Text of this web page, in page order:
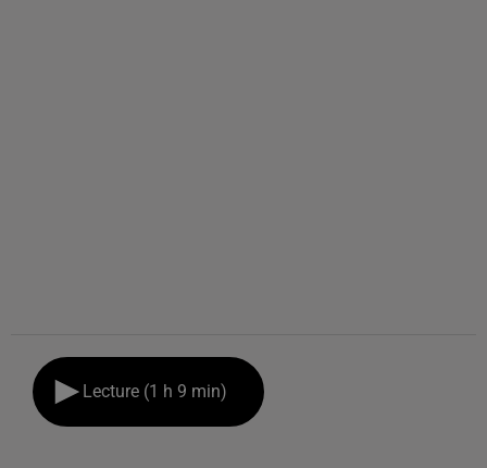
Lecture (1 h 9 min)